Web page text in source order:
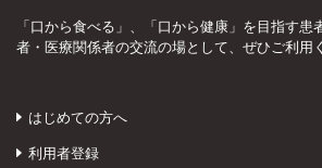
「口から食べる」、「口から健康」を目指す
者・医療関係者の交流の場として、ぜひご利用
はじめての方へ
利用者登録